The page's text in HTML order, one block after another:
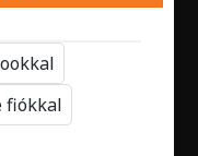
fiókkal